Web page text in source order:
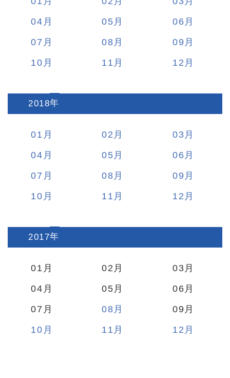
04
05
06
07
08
09
10
11 12
2018:
01 02
03
04
05
06
07
08
09
10
11 12
2017:
01 02
03
04
05
06
07
08
09
10
11 12